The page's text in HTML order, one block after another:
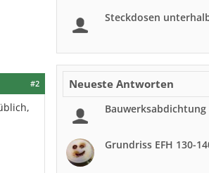
#2
Steckdosen
Neueste Antworten
Bauwerksabdichtung
Grundriss EFH 130-